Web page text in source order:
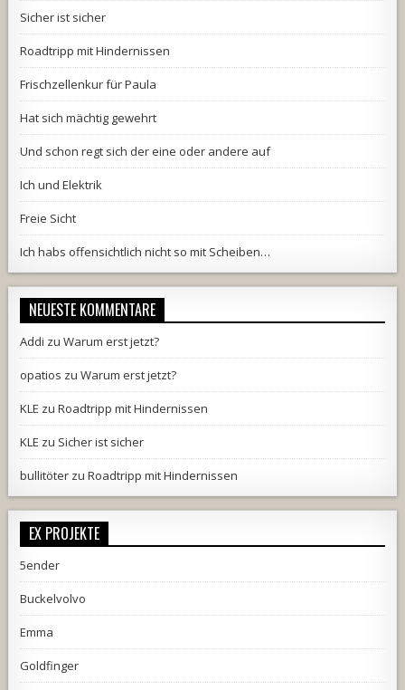
Sicher ist sicher
Roadtripp mit Hindernissen
Frischzellenkur für Paula
Hat sich mächtig gewehrt
Und schon regt sich der eine oder andere auf
Ich und Elektrik
Freie Sicht
Ich habs offensichtlich nicht so mit Scheiben…
NEUESTE KOMMENTARE
Addi zuWarum erst jetzt?
opatios zuWarum erst jetzt?
KLE zuRoadtripp mit Hindernissen
KLE zu Sicher ist sicher
bullitöter zuRoadtripp mit Hindernissen
EX PROJEKTE
5ender
Buckelvolvo
Emma
Goldfinger